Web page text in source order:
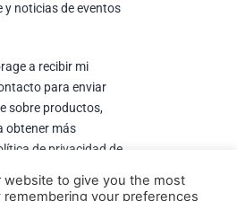
noticias de eventos
a recibir mi
para enviar
sobre productos,
obtener más
de privacidad de
website to give you the most
your preferences